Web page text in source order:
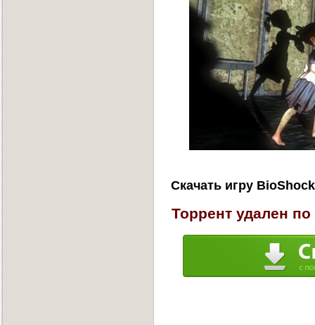
Скачать игру
Торрент удален